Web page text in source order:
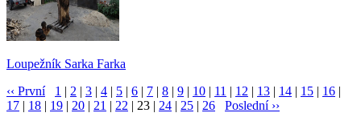
Loupežník Sarka Farka
‹‹ První
1 | 2 | 3 | 4 | 5 | 6 | 7 | 8 | 9 | 10 | 11 | 12 | 13 | 14 | 15 | 16 |
17 | 18 | 19 | 20 | 21 | 22 | 23 | 24 | 25 | 26
Poslední ››